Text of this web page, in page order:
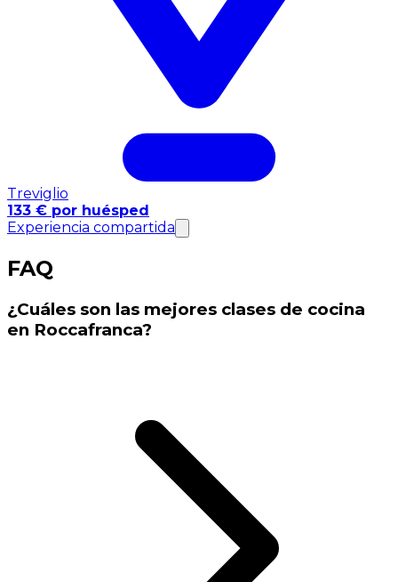
Treviglio
133 € por huésped
Experiencia compartida
FAQ
¿Cuáles son las mejores clases de cocina
en Roccafranca?